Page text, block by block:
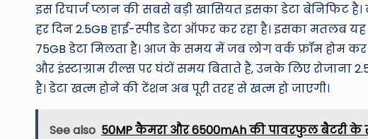
इस रिचार्ज प्लान की सबसे बड़ी खासियत इसका डेटा बेनिफिट
हर दिन 2.5GB हाई-स्पीड डेटा ऑफर कर रहा है। इसका मतलब
75GB डेटा मिलता है। आज के समय में जब लोग वर्क फ्रॉम होम
और इंस्टाग्राम रील्स पर घंटों समय बिताते हैं, उनके लिए रोजाना
है। डेटा खत्म होने की टेंशन अब पूरी तरह से खत्म हो जाएगी।
See also 50MP कैमरा और 6500mAh की पावरफुल बैटरी के